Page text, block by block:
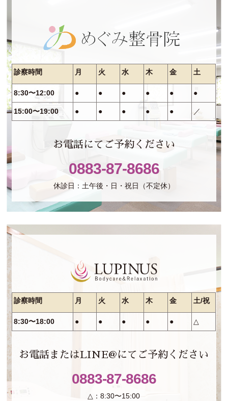
診察時間 月 火 水 木 金 土
8:30〜12:00 ● ● ● ● ● ●
15:00〜19:00 ● ● ● ● ● ／
お電話にてご予約ください
0883-87-8686
休診日：土午後・日・祝日（不定休）
診察時間 月 火 水 木 金 土/祝
8:30〜18:00 ● ● ● ● ● △
お電話またはLINE@にてご予約ください
0883-87-8686
△：8:30〜15:00